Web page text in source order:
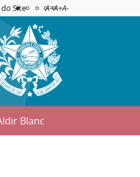
Site Acessibilidade
Aplicar contraste
A=A+A-
Blanc